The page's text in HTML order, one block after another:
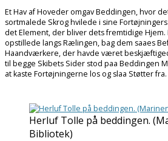
Et Hav af Hoveder omgav Beddingen, hvor
sortmalede Skrog hvilede i sine
det Element, der bliver dets fremtidige
opstillede langs Rælingen, bag dem saaes
Haandværkere, der havde været
til begge Skibets Sider stod paa Beddingen
at kaste Fortøjningerne los og slaa Støtter fra.
Herluf Tolle på beddingen.
Bibliotek)